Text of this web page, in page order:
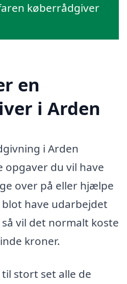
køberrådgiver
en
i Arden
i Arden
du vil have
over på eller hjælpe
blot have udarbejdet
vil det normalt koste
kroner.
stort set alle de